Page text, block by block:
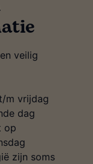
veilig
m vrijdag
dag
op
zijn soms